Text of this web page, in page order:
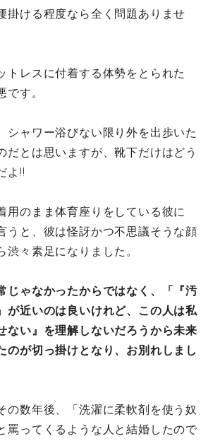
掛ける程度なら全く問題ありませ
トレスに付着する体勢をとられた
です。
ャワー浴びない限り外を出歩いた
だとは思いますが、靴下だけはどう
よ!!
用のまま体育座りをしている彼に
うと、彼は怪訝かつ不思議そうな顔
渋々素足になりました。
じゃなかったからではなく、「『汚
が近いのは良いけれど、この人は私
ない』を理解しないだろうから未来
のが切っ掛けとなり、お別れしまし
の数年後、「洗濯に柔軟剤を使う奴
罵ってくるような人と結婚したので